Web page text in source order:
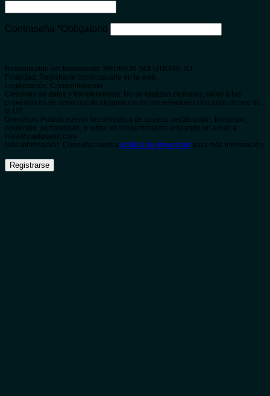
Contraseña *Obligatorio
Responsable del tratamiento: BRUNION SOLUTIONS, S.L.
Finalidad: Registrarte como usuario en la web.
Legitimación: Consentimiento
Cesiones de datos y transferencias: No se realizan cesiones, salvo a los
proveedores de servicios de alojamiento de los servidores ubicados dentro de
la UE.
Derechos: Podrás ejercer los derechos de acceso, rectificación, limitación,
oposición, portabilidad, o retirar el consentimiento enviando un email a
hola@suelosport.com
Más información: Consulta nuestra política de privacidad para más información.
Registrarse